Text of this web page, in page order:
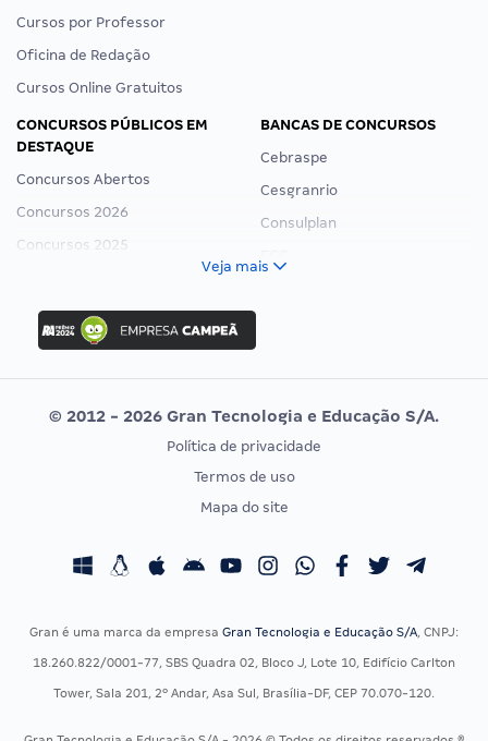
Cursos por Professor
Oficina de Redação
Cursos Online Gratuitos
CONCURSOS PÚBLICOS EM
DESTAQUE
Concursos Abertos
Concursos 2026
Concursos 2025
Concurso Ibama
Concurso MPU
Editais publicados
BANCAS DE CONCURSOS
Cebraspe
Cesgranrio
Consulplan
Vunesp
CONCURSOS POR PROFISSÃO
Concursos Fiscais
Concursos Saúde
EXAME DE ORDEM
Calendário OAB
Veja mais
© 2012 - 2026 Gran Tecnologia e Educação S/A.
Política de privacidade
Termos de uso
Mapa do site
Gran é uma marca da empresa Gran Tecnologia e Educação S/A, CNPJ:
18.260.822/0001-77, SBS Quadra 02, Bloco J, Lote 10, Edifício Carlton
Tower, Sala 201, 2º Andar, Asa Sul, Brasília-DF, CEP 70.070-120.